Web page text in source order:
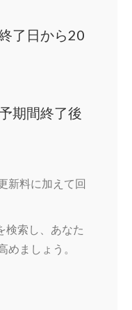
了日から20
期間終了後
新料に加えて回
検索し、あなた
めましょう。